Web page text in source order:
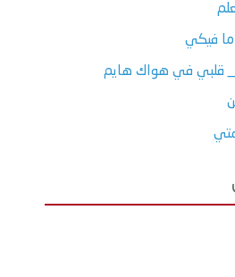
ما فيكي
_ قلبي في هواك هايم